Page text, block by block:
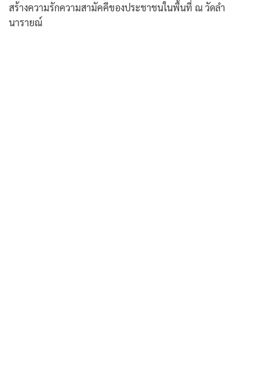
สร้างความรักความสามัคคีของประชาชนในพื้นที่ ณ วัดลำ
นารายณ์